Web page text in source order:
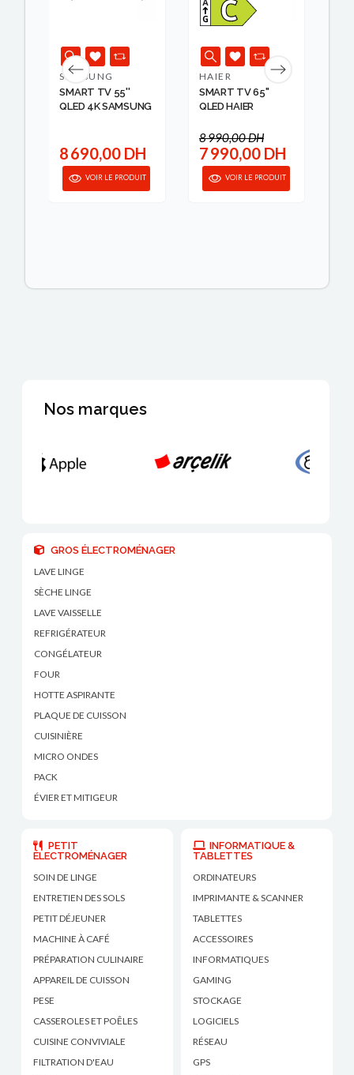
SAMSUNG
SMART TV 55''
QLED 4K SAMSUNG
8 690,00 DH
VOIR LE PRODUIT
HAIER
SMART TV 65"
QLED HAIER
8 990,00 DH
7 990,00 DH
VOIR LE PRODUIT
Nos marques
GROS ÉLECTROMÉNAGER
LAVE LINGE
SÈCHE LINGE
LAVE VAISSELLE
REFRIGÉRATEUR
CONGÉLATEUR
FOUR
HOTTE ASPIRANTE
PLAQUE DE CUISSON
CUISINIÈRE
MICRO ONDES
PACK
ÉVIER ET MITIGEUR
PETIT
ÉLECTROMÉNAGER
SOIN DE LINGE
ENTRETIEN DES SOLS
PETIT DÉJEUNER
MACHINE À CAFÉ
PRÉPARATION CULINAIRE
APPAREIL DE CUISSON
PESE
CASSEROLES ET POÊLES
CUISINE CONVIVIALE
FILTRATION D'EAU
INFORMATIQUE &
TABLETTES
ORDINATEURS
IMPRIMANTE & SCANNER
TABLETTES
ACCESSOIRES
INFORMATIQUES
GAMING
STOCKAGE
LOGICIELS
RÉSEAU
GPS